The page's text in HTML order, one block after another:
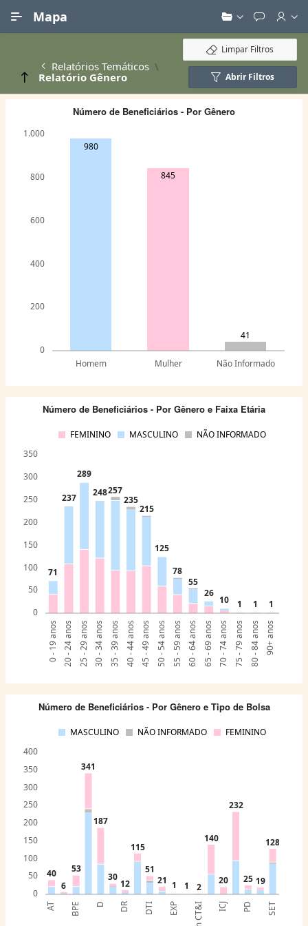
Mapa
Relatórios Temáticos
Relatório Gênero
Limpar Filtros
Abrir Filtros
980
845
41
Número de Beneficiários - Por Gênero
0
200
400
600
800
1.000
Homem Mulher Não Informado
71
237
289
248257
235
215
125
78
55
26
10 1 1 1
Número de Beneficiários - Por Gênero e Faixa Etária
FEMININO MASCULINO NÃO INFORMADO
0
50
100
150
200
250
300
350
0 - 19 anos 20 - 24 anos 25 - 29 anos30 - 34 anos 35 - 39 anos 40 - 44 anos45 - 49 anos 50 - 54 anos 55 - 59 anos60 - 64 anos 65 - 69 anos70 - 74 anos 75 - 79 anos 80 - 84 anos 90+ anos
40
6
53
341
187
30
12
115
51
21 1 1 2
140
20
232
25 19
128
Número de Beneficiários - Por Gênero e Tipo de Bolsa
MASCULINO NÃO INFORMADO FEMININO
0
50
100
150
200
250
300
350
400
AT BPE D DR DTI EXP ICJ PD SET